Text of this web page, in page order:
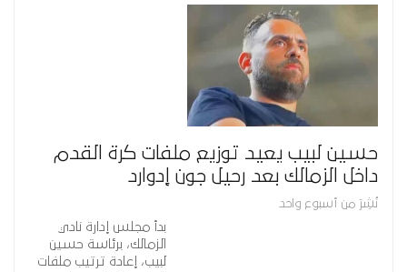
حسين لبيب يعيد توزيع ملفات كرة القدم
داخل الزمالك بعد رحيل جون إدوارد
نُشِرَ من أسبوع واحد
بدأ مجلس إدارة نادي
الزمالك، برئاسة حسين
لبيب، إعادة ترتيب ملفات